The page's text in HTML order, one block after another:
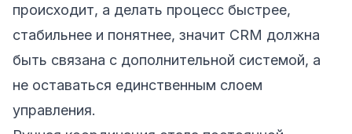
происходит, а делать процесс быстрее,
стабильнее и понятнее, значит CRM должна
быть связана с дополнительной системой, а
не оставаться единственным слоем
управления.